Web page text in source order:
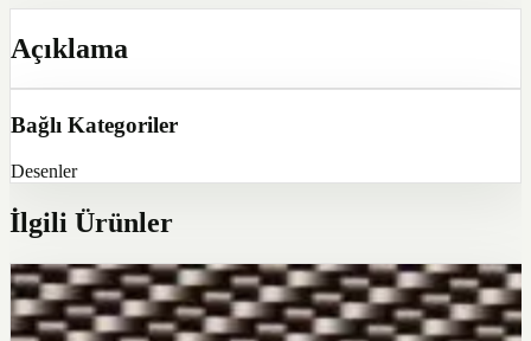
Açıklama
Bağlı Kategoriler
Desenler
İlgili Ürünler